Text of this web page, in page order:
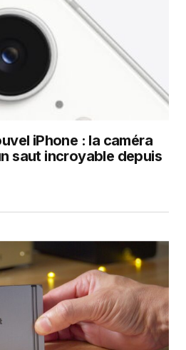
iPhone : la caméra
saut incroyable depuis